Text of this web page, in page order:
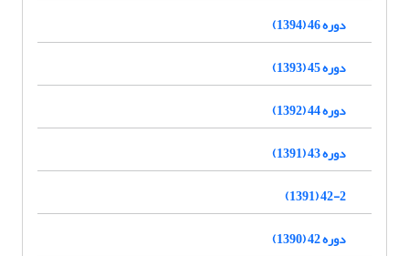
دوره 46 (1394)
دوره 45 (1393)
دوره 44 (1392)
دوره 43 (1391)
42-2 (1391)
دوره 42 (1390)